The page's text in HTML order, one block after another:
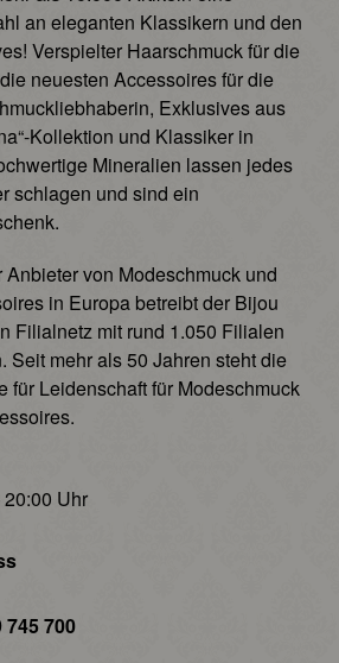
an eleganten Klassikern und den
Verspielter Haarschmuck für die
neuesten Accessoires für die
Exklusives aus
Kollektion und Klassiker in
Mineralien lassen jedes
schlagen und sind ein
von Modeschmuck und
in Europa betreibt der Bijou
Filialnetz mit rund 1.050 Filialen
Seit mehr als 50 Jahren steht die
für Leidenschaft für Modeschmuck
Uhr
745 700